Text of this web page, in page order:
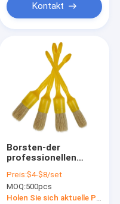
Kontakt
Borsten-der
professionellen
Schwein-5PCS
Bürste mit festem
Kunststoffgriff
Preis:$4-$8/set
MOQ:500pcs
Holen Sie sich aktuelle Preis